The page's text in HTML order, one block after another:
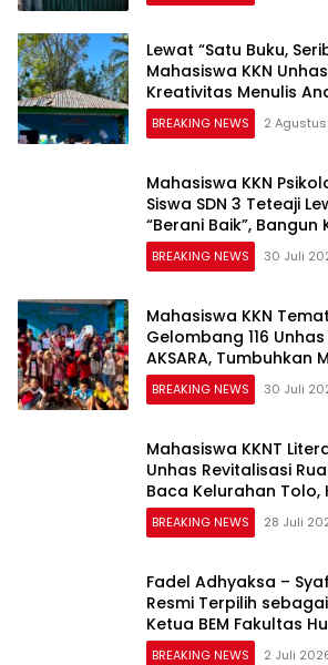
Lewat “Satu Buku,
Mahasiswa KKN
Kreativitas Menulis
Tolo
BREAKING NEWS 2
Mahasiswa KKN
Siswa SDN 3 Teteaji
“Berani Baik”,
Bullying
BREAKING NEWS 30 Juli
Mahasiswa KKN
Gelombang 116
AKSARA, Tumbuhkan
Melalui Membaca
BREAKING NEWS 30 Juli
Mahasiswa KKNT
Unhas Revitalisasi
Baca Kelurahan Tolo,
CAKRAWALA sebagai
Masyarakat
BREAKING NEWS 28 Juli
Fadel Adhyaksa –
Resmi Terpilih
Ketua BEM Fakultas
Jambi Periode
BREAKING NEWS 2 Juli